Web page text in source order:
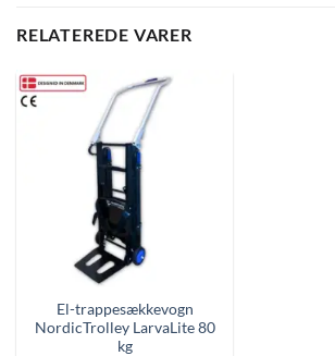
RELATEREDE VARER
El-trappesækkevogn
NordicTrolley LarvaLite 80
kg